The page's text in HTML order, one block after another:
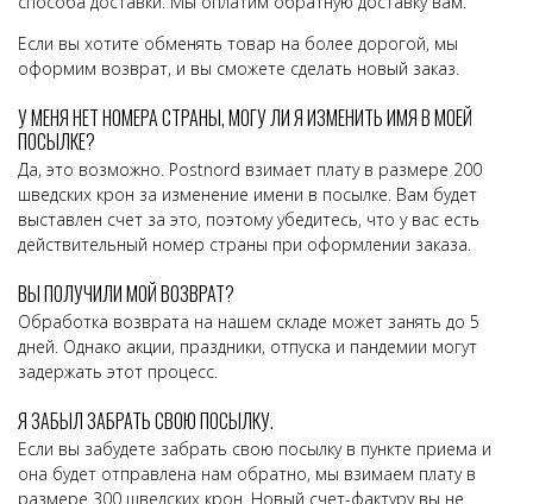
Если вы хотите обменять товар на более дорогой, мы
оформим возврат, и вы сможете сделать новый заказ.
У МЕНЯ НЕТ НОМЕРА СТРАНЫ, МОГУ ЛИ Я ИЗМЕНИТЬ ИМЯ В МОЕЙ
ПОСЫЛКЕ?
Да, это возможно. Postnord взимает плату в размере 200
шведских крон за изменение имени в посылке. Вам будет
выставлен счет за это, поэтому убедитесь, что у вас есть
действительный номер страны при оформлении заказа.
ВЫ ПОЛУЧИЛИ МОЙ ВОЗВРАТ?
Обработка возврата на нашем складе может занять до 5
дней. Однако акции, праздники, отпуска и пандемии могут
задержать этот процесс.
Я ЗАБЫЛ ЗАБРАТЬ СВОЮ ПОСЫЛКУ.
Если вы забудете забрать свою посылку в пункте приема и
она будет отправлена нам обратно, мы взимаем плату в
размере 300 шведских крон. Новый счет-фактуру вы не